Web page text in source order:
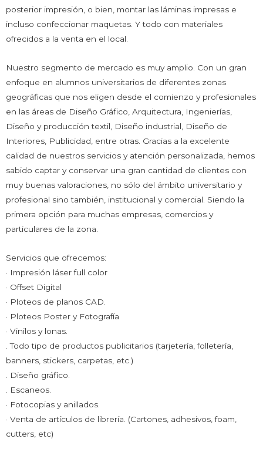
posterior impresión, o bien, montar las láminas impresas e
incluso confeccionar maquetas. Y todo con materiales
ofrecidos a la venta en el local.
Nuestro segmento de mercado es muy amplio. Con un gran
enfoque en alumnos universitarios de diferentes zonas
geográficas que nos eligen desde el comienzo y profesionales
en las áreas de Diseño Gráfico, Arquitectura, Ingenierías,
Diseño y producción textil, Diseño industrial, Diseño de
Interiores, Publicidad, entre otras. Gracias a la excelente
calidad de nuestros servicios y atención personalizada, hemos
sabido captar y conservar una gran cantidad de clientes con
muy buenas valoraciones, no sólo del ámbito universitario y
profesional sino también, institucional y comercial. Siendo la
primera opción para muchas empresas, comercios y
particulares de la zona.
Servicios que ofrecemos:
· Impresión láser full color
· Offset Digital
· Ploteos de planos CAD.
· Ploteos Poster y Fotografía
· Vinilos y lonas.
. Todo tipo de productos publicitarios (tarjetería, folletería,
banners, stickers, carpetas, etc.)
. Diseño gráfico.
. Escaneos.
· Fotocopias y anillados.
· Venta de artículos de librería. (Cartones, adhesivos, foam,
cutters, etc)